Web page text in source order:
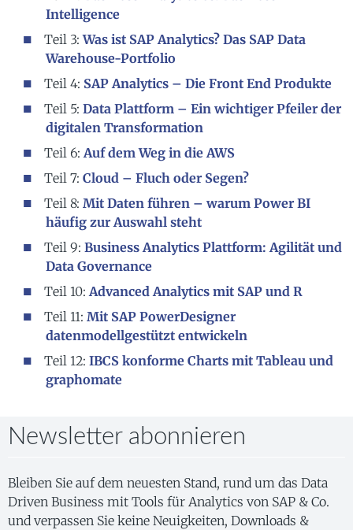
Intelligence
Teil 3:Was ist SAP Analytics? Das SAP Data
Warehouse-Portfolio
Teil 4: SAP Analytics – Die Front End Produkte
Teil 5:Data Plattform – Ein wichtiger Pfeiler der
digitalen Transformation
Teil 6:Auf dem Weg in die AWS
Teil 7:Cloud – Fluch oder Segen?
Teil 8:Mit Daten führen – warum Power BI
häufig zur Auswahl steht
Teil 9:Business Analytics Plattform: Agilität und
Data Governance
Teil 10:Advanced Analytics mit SAP und R
Teil 11:Mit SAP PowerDesigner
datenmodellgestützt entwickeln
Teil 12:IBCS konforme Charts mit Tableau und
graphomate
Newsletter abonnieren
Bleiben Sie auf dem neuesten Stand, rund um das Data
Driven Business mit Tools für Analytics von SAP & Co.
und verpassen Sie keine Neuigkeiten, Downloads &